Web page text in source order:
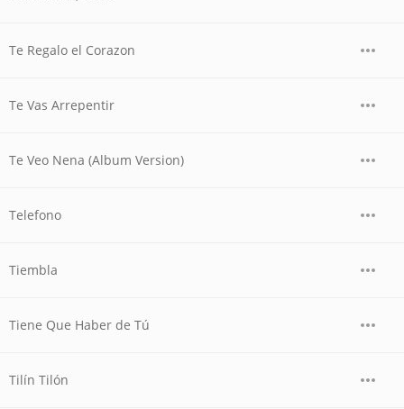
Te Regalo el Corazon
Te Vas Arrepentir
Te Veo Nena (Album Version)
Telefono
Tiembla
Tiene Que Haber de Tú
Tilín Tilón